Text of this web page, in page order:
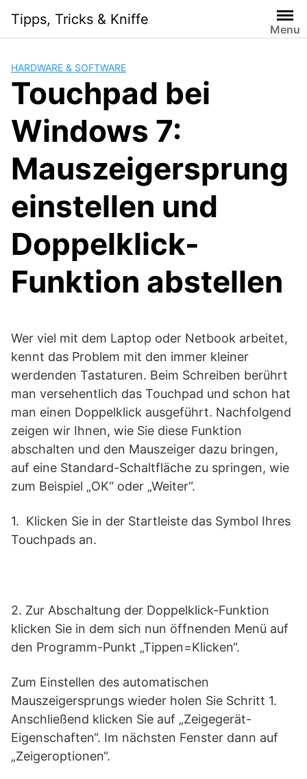
content
Tipps, Tricks & Kniffe
Menu
HARDWARE & SOFTWARE
Touchpad bei
Windows 7:
Mauszeigersprung
einstellen und
Doppelklick-
Funktion abstellen
Wer viel mit dem Laptop oder Netbook arbeitet,
kennt das Problem mit den immer kleiner
werdenden Tastaturen. Beim Schreiben berührt
man versehentlich das Touchpad und schon hat
man einen Doppelklick ausgeführt. Nachfolgend
zeigen wir Ihnen, wie Sie diese Funktion
abschalten und den Mauszeiger dazu bringen,
auf eine Standard-Schaltfläche zu springen, wie
zum Beispiel „OK“ oder „Weiter“.
1. Klicken Sie in der Startleiste das Symbol Ihres
Touchpads an.
2. Zur Abschaltung der Doppelklick-Funktion
klicken Sie in dem sich nun öffnenden Menü auf
den Programm-Punkt „Tippen=Klicken“.
Zum Einstellen des automatischen
Mauszeigersprungs wieder holen Sie Schritt 1.
Anschließend klicken Sie auf „Zeigegerät-
Eigenschaften“. Im nächsten Fenster dann auf
„Zeigeroptionen“.